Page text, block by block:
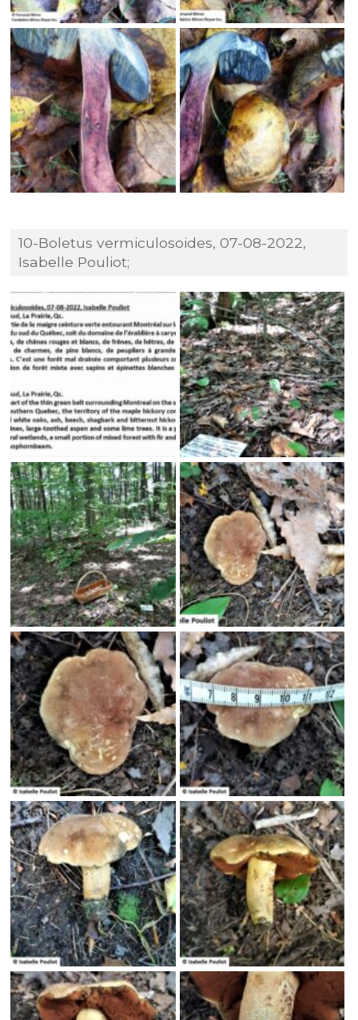
10-Boletus vermiculosoides, 07-08-2022,
Isabelle Pouliot;